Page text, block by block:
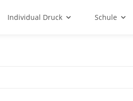
Individual Druck Schule